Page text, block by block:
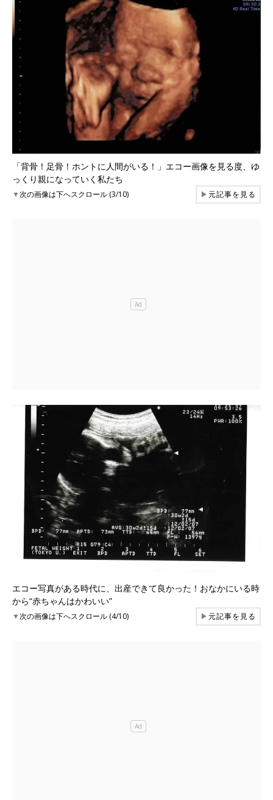
「背骨！足骨！ホントに人間がいる！」エコー画像を見る度、ゆ
っくり親になっていく私たち
▼次の画像は下へスクロール (3/10) ▶元記事を見る
エコー写真がある時代に、出産できて良かった！おなかにいる時
から“赤ちゃんはかわいい”
▼次の画像は下へスクロール (4/10) ▶元記事を見る